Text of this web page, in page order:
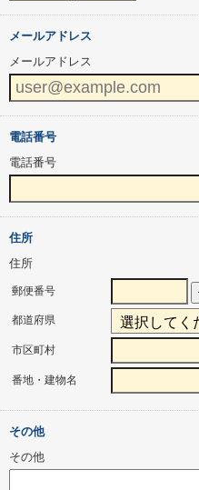
メールアドレス
メールアドレス
電話番号
電話番号
住所
住所
郵便番号
都道府県
市区町村
番地・建物名
その他
その他